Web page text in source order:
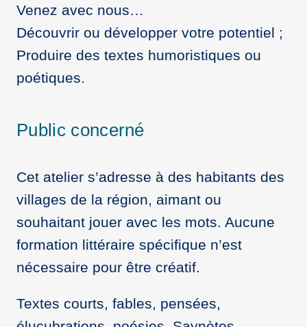
Venez avec nous…
Découvrir ou développer votre potentiel ;
Produire des textes humoristiques ou
poétiques.
Public concerné
Cet atelier s’adresse à des habitants des
villages de la région, aimant ou
souhaitant jouer avec les mots. Aucune
formation littéraire spécifique n’est
nécessaire pour être créatif.
Textes courts, fables, pensées,